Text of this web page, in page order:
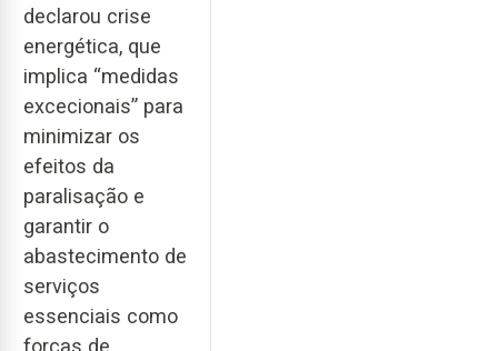
declarou crise
energética, que
implica “medidas
excecionais” para
minimizar os
efeitos da
paralisação e
garantir o
abastecimento de
serviços
essenciais como